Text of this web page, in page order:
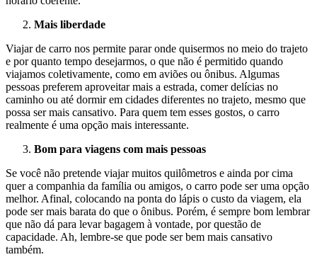
Mais liberdade
Viajar de carro nos permite parar onde quisermos no meio do trajeto
e por quanto tempo desejarmos, o que não é permitido quando
viajamos coletivamente, como em aviões ou ônibus. Algumas
pessoas preferem aproveitar mais a estrada, comer delícias no
caminho ou até dormir em cidades diferentes no trajeto, mesmo que
possa ser mais cansativo. Para quem tem esses gostos, o carro
realmente é uma opção mais interessante.
Bom para viagens com mais pessoas
Se você não pretende viajar muitos quilômetros e ainda por cima
quer a companhia da família ou amigos, o carro pode ser uma opção
melhor. Afinal, colocando na ponta do lápis o custo da viagem, ela
pode ser mais barata do que o ônibus. Porém, é sempre bom lembrar
que não dá para levar bagagem à vontade, por questão de
capacidade. Ah, lembre-se que pode ser bem mais cansativo
também.